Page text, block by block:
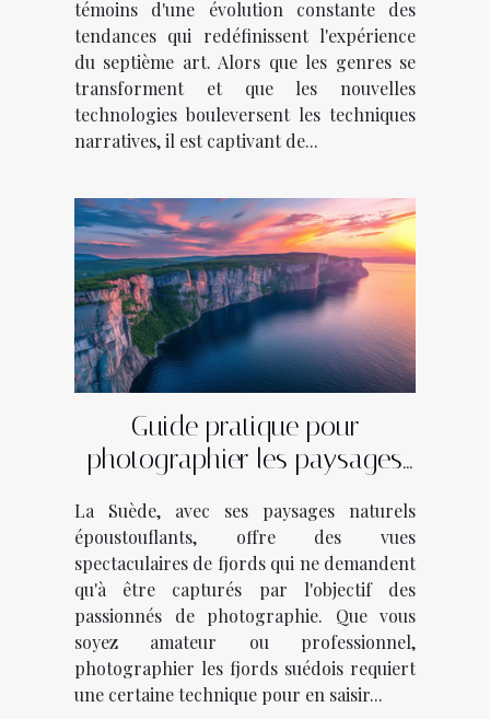
témoins d'une évolution constante des
tendances qui redéfinissent l'expérience
du septième art. Alors que les genres se
transforment et que les nouvelles
technologies bouleversent les techniques
narratives, il est captivant de...
Guide pratique pour
photographier les paysages
La Suède, avec ses paysages naturels
époustouflants, offre des vues
spectaculaires de fjords qui ne demandent
qu'à être capturés par l'objectif des
passionnés de photographie. Que vous
soyez amateur ou professionnel,
photographier les fjords suédois requiert
une certaine technique pour en saisir...